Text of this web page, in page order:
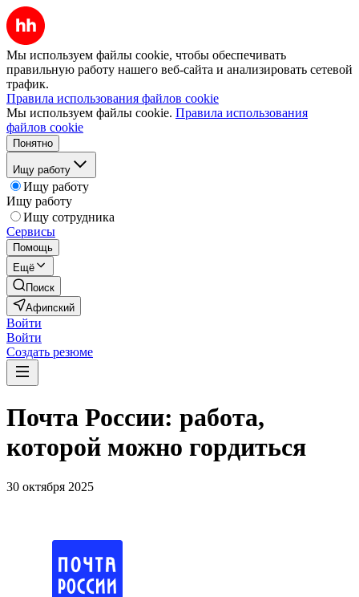
Мы используем файлы cookie, чтобы обеспечивать
правильную работу нашего веб-сайта и анализировать сетевой
трафик.
Правила использования файлов cookie
Мы используем файлы cookie. Правила использования
файлов cookie
Понятно
Ищу работу
Ищу работу
Ищу работу
Ищу сотрудника
Сервисы
Помощь
Ещё
Поиск
Афипский
Войти
Войти
Создать резюме
Почта России: работа,
которой можно гордиться
30 октября 2025